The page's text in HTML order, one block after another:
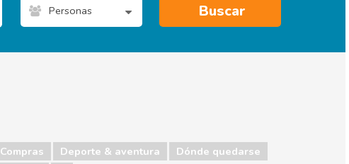
Personas Buscar
Compras Deporte & aventura
Dónde quedarse